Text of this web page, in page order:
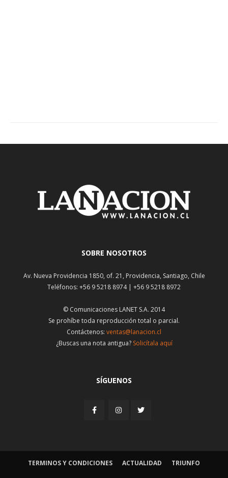
SOBRE NOSOTROS
Av. Nueva Providencia 1850, of. 21, Providencia, Santiago, Chile
Teléfonos: +56 9 5218 8974 | +56 9 5218 8972
© Comunicaciones LANET S.A. 2014
Se prohíbe toda reproducción total o parcial.
Contáctenos: ventas@lanacion.cl
¿Buscas una nota antigua? Solicítala aquí
SÍGUENOS
TERMINOS Y CONDICIONES ACTUALIDAD TRIUNFO